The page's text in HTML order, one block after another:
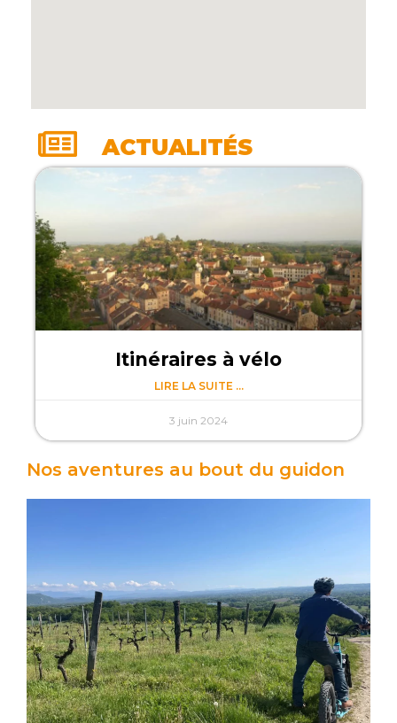
ACTUALITÉS
Itinéraires à vélo
LIRE LA SUITE ...
3 juin 2024
Nos aventures au bout du guidon